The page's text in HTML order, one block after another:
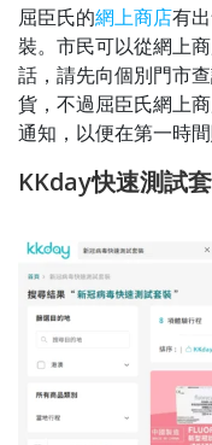
屈臣氏的網上商店有
裝。市民可以從網上
話，請先向個別門市
貨，不過屈臣氏網上
通知，以便在第一時間
KKday快速測試